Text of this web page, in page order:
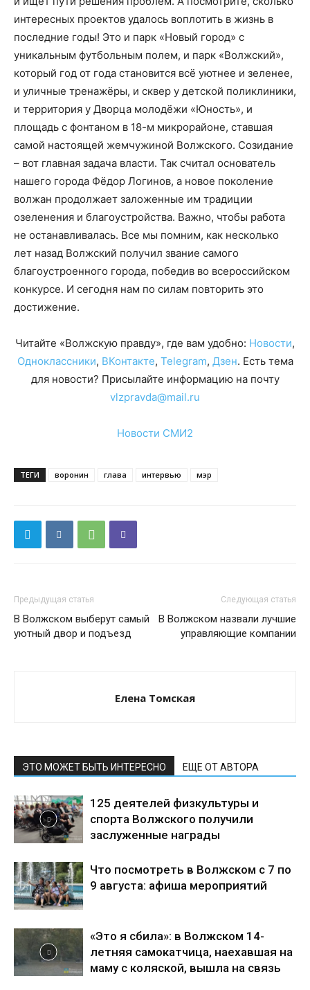
интересных проектов удалось воплотить в жизнь в
последние годы! Это и парк «Новый город» с
уникальным футбольным полем, и парк «Волжский»,
который год от года становится всё уютнее и зеленее,
и уличные тренажёры, и сквер у детской поликлиники,
и территория у Дворца молодёжи «Юность», и
площадь с фонтаном в 18-м микрорайоне, ставшая
самой настоящей жемчужиной Волжского. Созидание
– вот главная задача власти. Так считал основатель
нашего города Фёдор Логинов, а новое поколение
волжан продолжает заложенные им традиции
озеленения и благоустройства. Важно, чтобы работа
не останавливалась. Все мы помним, как несколько
лет назад Волжский получил звание самого
благоустроенного города, победив во всероссийском
конкурсе. И сегодня нам по силам повторить это
достижение.
Читайте «Волжскую правду», где вам удобно: Новости,
Одноклассники, ВКонтакте, Telegram, Дзен. Есть тема
для новости? Присылайте информацию на почту
vlzpravda@mail.ru
Новости СМИ2
ТЕГИ воронин глава интервью мэр
Предыдущая статья
В Волжском выберут самый
уютный двор и подъезд
Следующая статья
В Волжском назвали лучшие
управляющие компании
Елена Томская
ЭТО МОЖЕТ БЫТЬ ИНТЕРЕСНО ЕЩЕ ОТ АВТОРА
125 деятелей физкультуры и
спорта Волжского получили
заслуженные награды
Что посмотреть в Волжском с 7 по
9 августа: афиша мероприятий
«Это я сбила»: в Волжском 14-
летняя самокатчица, наехавшая на
маму с коляской, вышла на связь